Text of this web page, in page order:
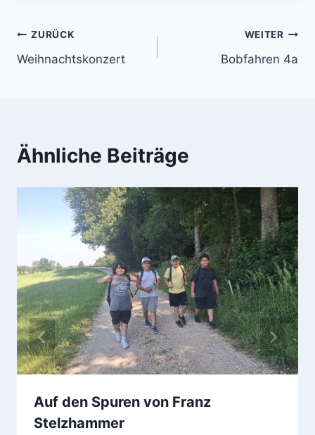
Beitragsnavigation
ZURÜCK
Weihnachtskonzert
WEITER
Bobfahren 4a
Ähnliche Beiträge
Auf den Spuren von Franz
Stelzhammer